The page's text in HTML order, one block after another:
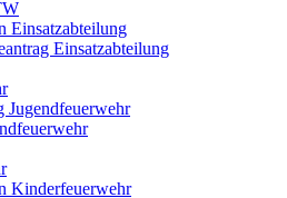
Einsatzabteilung
Einsatzabteilung
Jugendfeuerwehr
Kinderfeuerwehr